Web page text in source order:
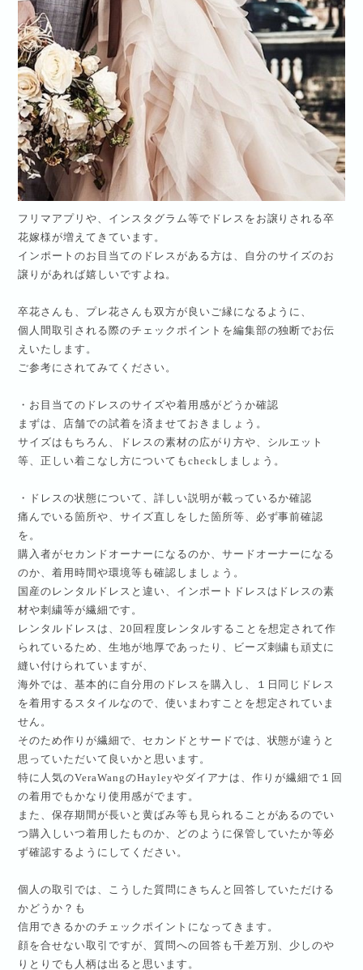
フリマアプリや、インスタグラム等でドレスをお譲りされる卒
花嫁様が増えてきています。
インポートのお目当てのドレスがある方は、自分のサイズのお
譲りがあれば嬉しいですよね。
卒花さんも、プレ花さんも双方が良いご縁になるように、
個人間取引される際のチェックポイントを編集部の独断でお伝
えいたします。
ご参考にされてみてください。
・お目当てのドレスのサイズや着用感がどうか確認
まずは、店舗での試着を済ませておきましょう。
サイズはもちろん、ドレスの素材の広がり方や、シルエット
等、正しい着こなし方についても check しましょう。
・ドレスの状態について、詳しい説明が載っているか確認
痛んでいる箇所や、サイズ直しをした箇所等、必ず事前確認
を。
購入者がセカンドオーナーになるのか、サードオーナーになる
のか、着用時間や環境等も確認しましょう。
国産のレンタルドレスと違い、インポートドレスはドレスの素
材や刺繍等が繊細です。
レンタルドレスは、20 回程度レンタルすることを想定されて作
られているため、生地が地厚であったり、ビーズ刺繍も頑丈に
縫い付けられていますが、
海外では、基本的に自分用のドレスを購入し、１日同じドレス
を着用するスタイルなので、使いまわすことを想定されていま
せん。
そのため作りが繊細で、セカンドとサードでは、状態が違うと
思っていただいて良いかと思います。
特に人気のVeraWangのHayleyやダイアナは、作りが繊細で１回
の着用でもかなり使用感がでます。
また、保存期間が長いと黄ばみ等も見られることがあるのでい
つ購入しいつ着用したものか、どのように保管していたか等必
ず確認するようにしてください。
個人の取引では、こうした質問にきちんと回答していただける
かどうか？も
信用できるかのチェックポイントになってきます。
顔を合せない取引ですが、質問への回答も千差万別、 少しのや
りとりでも人柄は出ると思います。